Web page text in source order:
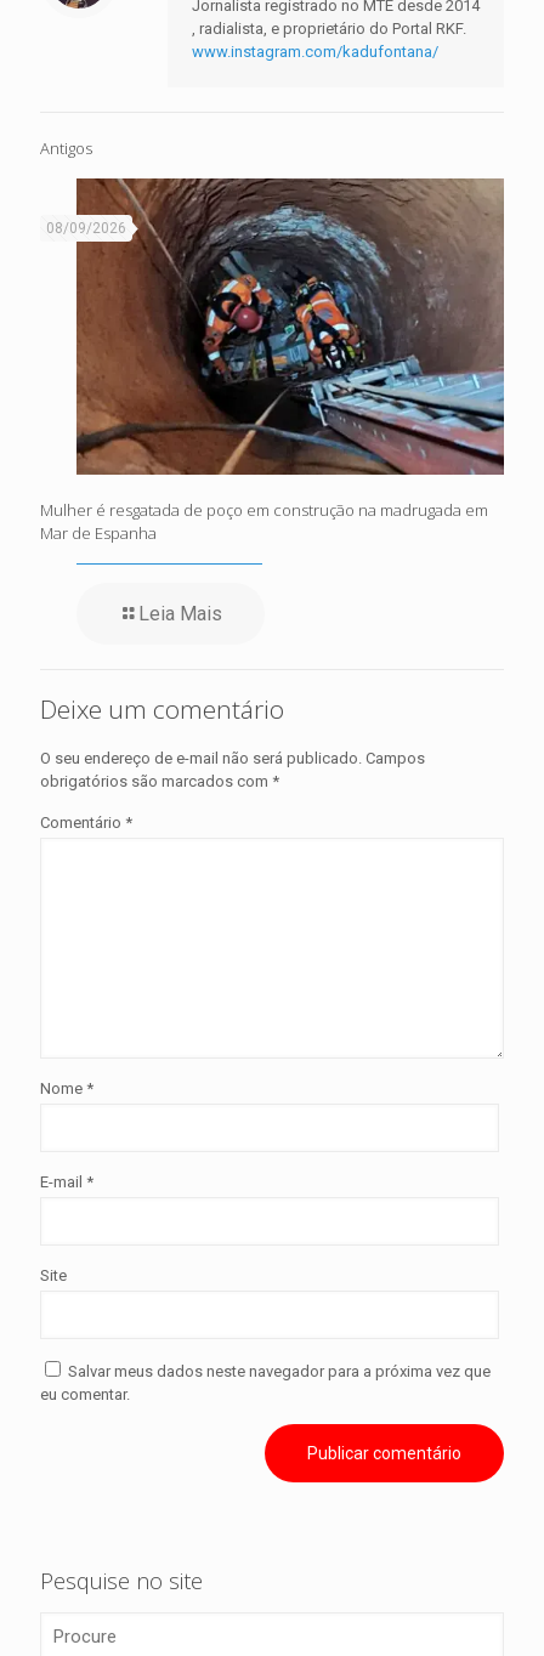
Jornalista registrado no MTE desde 2014
, radialista, e proprietário do Portal RKF.
www.instagram.com/kadufontana/
Antigos
08/09/2026
Mulher é resgatada de poço em construção na madrugada em
Mar de Espanha
Leia Mais
Deixe um comentário
O seu endereço de e-mail não será publicado. Campos
obrigatórios são marcados com *
Comentário *
Nome *
E-mail *
Site
Salvar meus dados neste navegador para a próxima vez que
eu comentar.
Pesquise no site